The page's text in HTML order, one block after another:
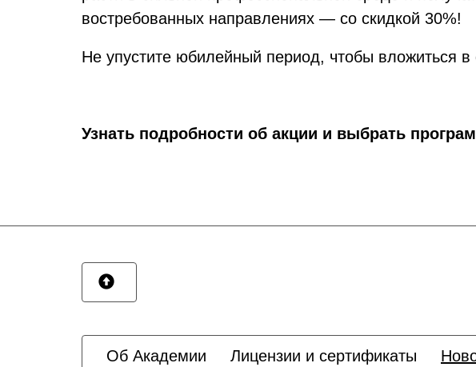
востребованных направлениях — со скидкой 30%!
Не упустите юбилейный период, чтобы вложиться
Узнать подробности об акции и выбрать
Об Академии Лицензии и сертификаты